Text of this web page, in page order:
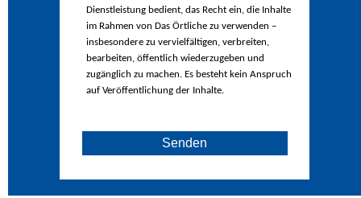
Dienstleistung bedient, das Recht ein, die Inhalte
im Rahmen von Das Örtliche zu verwenden –
insbesondere zu vervielfältigen, verbreiten,
bearbeiten, öffentlich wiederzugeben und
zugänglich zu machen. Es besteht kein Anspruch
auf Veröffentlichung der Inhalte.
Senden